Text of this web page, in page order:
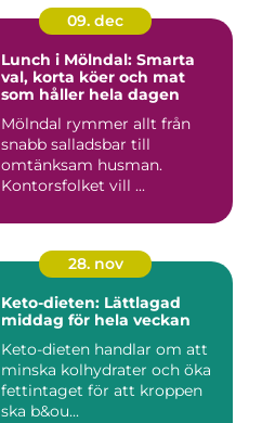
09. dec
Lunch i Mölndal: Smarta
val, korta köer och mat
som håller hela dagen
Mölndal rymmer allt från
snabb salladsbar till
omtänksam husman.
Kontorsfolket vill ...
28. nov
Keto-dieten: Lättlagad
middag för hela veckan
Keto-dieten handlar om att
minska kolhydrater och öka
fettintaget för att kroppen
ska b&ou...